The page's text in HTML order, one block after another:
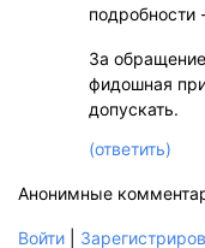
подробности
За
фидошная
допускать.
(ответить)
Анонимные
Войти